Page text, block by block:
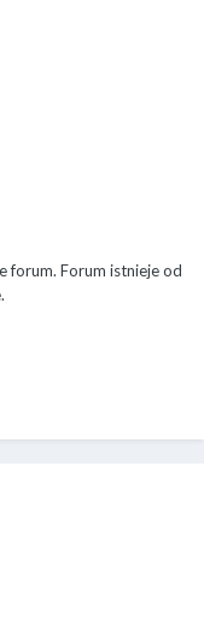
forum. Forum istnieje od